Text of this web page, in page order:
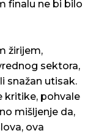
finalu ne bi bilo
žirijem,
sektora,
snažan utisak.
kritike, pohvale
mišljenje da,
ova